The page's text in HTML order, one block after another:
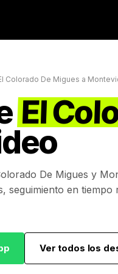
Colorado De Migues a
El
De Migues y
seguimiento en
Ver todos los